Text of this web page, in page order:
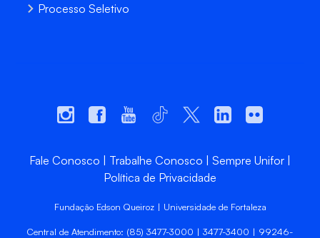
Processo Seletivo
Fale Conosco Trabalhe Conosco
Sempre Unifor
Política de Privacidade
Fundação Edson Queiroz | Universidade de Fortaleza
Central de Atendimento: (85) 3477-3000 | 3477-3400 | 99246-